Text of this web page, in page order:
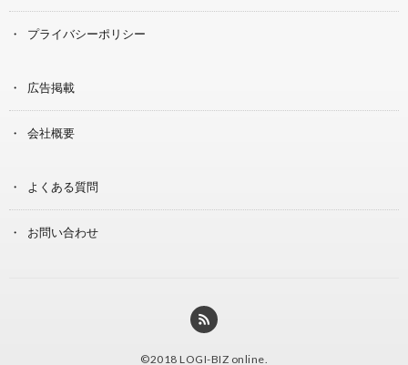
プライバシーポリシー
広告掲載
会社概要
よくある質問
お問い合わせ
©2018 LOGI-BIZ online.